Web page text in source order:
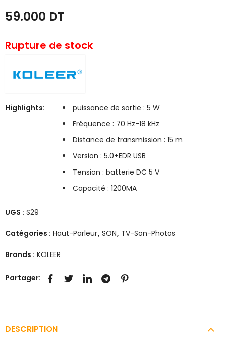
59.000 DT
Rupture de stock
Highlights:
puissance de sortie : 5 W
Fréquence : 70 Hz-18 kHz
Distance de transmission : 15 m
Version : 5.0+EDR USB
Tension : batterie DC 5 V
Capacité : 1200MA
UGS : S29
Catégories : Haut-Parleur, SON, TV-Son-Photos
Brands : KOLEER
Partager:
DESCRIPTION